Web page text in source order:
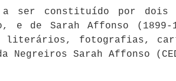
a ser constituído por dois
de Sarah Affonso (1899-
literários, fotografias,
Negreiros Sarah Affonso